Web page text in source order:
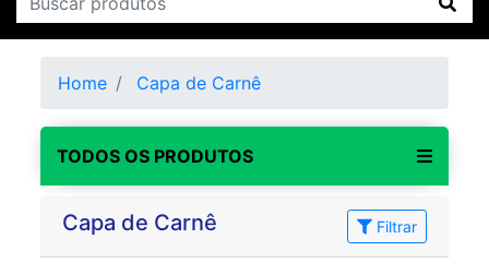
Home Capa de Carnê
TODOS OS PRODUTOS
Capa de Carnê Filtrar